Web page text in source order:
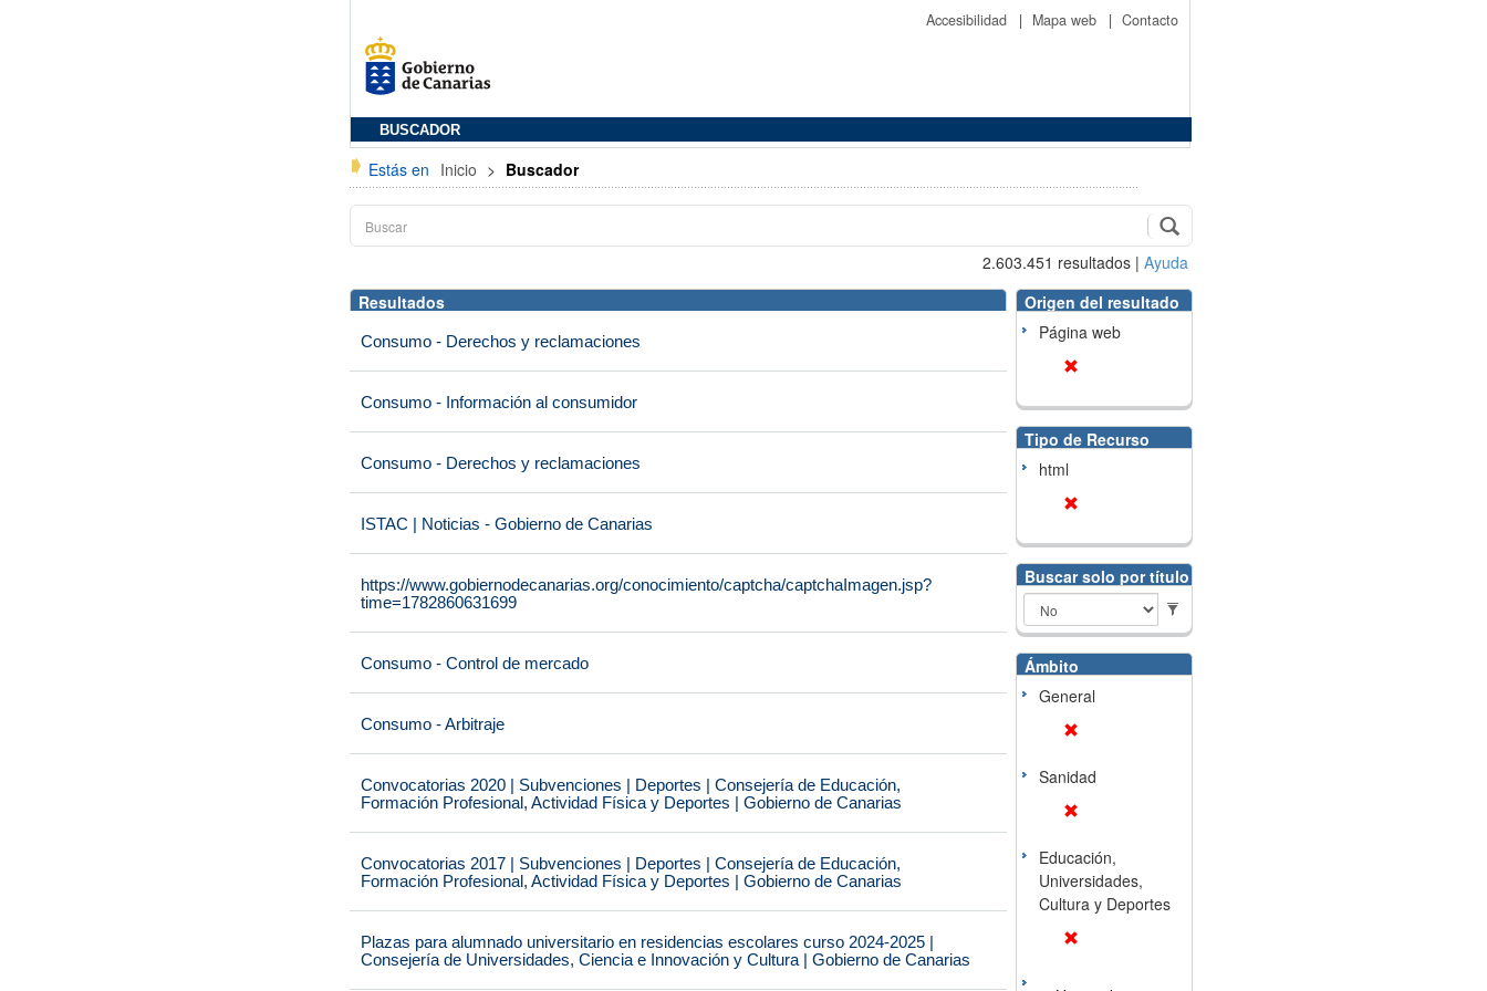
Accesibilidad | Mapa web | Contacto
BUSCADOR
Estás en Inicio > Buscador
2.603.451 resultados | Ayuda
Resultados
Consumo - Derechos y reclamaciones
Consumo - Información al consumidor
Consumo - Derechos y reclamaciones
ISTAC | Noticias - Gobierno de Canarias
https://www.gobiernodecanarias.org/conocimiento/captcha/captchaImagen.jsp?
time=1782860631699
Consumo - Control de mercado
Consumo - Arbitraje
Convocatorias 2020 | Subvenciones | Deportes | Consejería de Educación,
Formación Profesional, Actividad Física y Deportes | Gobierno de Canarias
Convocatorias 2017 | Subvenciones | Deportes | Consejería de Educación,
Formación Profesional, Actividad Física y Deportes | Gobierno de Canarias
Plazas para alumnado universitario en residencias escolares curso 2024-2025 |
Consejería de Universidades, Ciencia e Innovación y Cultura | Gobierno de Canarias
Origen del resultado
Página web
Tipo de Recurso
html
Buscar solo por título
Ámbito
General
Sanidad
Educación,
Universidades,
Cultura y Deportes